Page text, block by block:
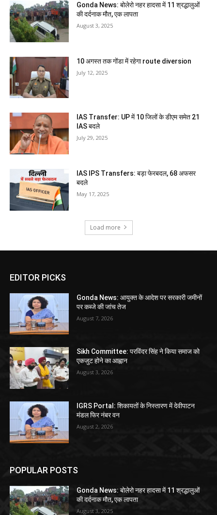
Gonda News: बोलेरो नहर हादसा में 11 श्रद्धालुओं
की दर्दनाक मौत, एक लापता
August 3, 2025
10 अगस्त तक गोंडा में रहेगा route diversion
July 12, 2025
IAS Transfer: UP में 10 जिलों के डीएम समेत 21
IAS बदले
July 29, 2025
IAS IPS Transfers: बड़ा फेरबदल, 68 अफसर
बदले
May 17, 2025
Load more
EDITOR PICKS
Gonda News: आयुक्त के आदेश पर सरकारी जमीनों
पर कब्जे की जांच तेज
August 7, 2026
Sikh Committee: परविंदर सिंह ने किया समाज को
एकजुट होने का आह्वान
August 3, 2026
IGRS Portal: शिकायतों के निस्तारण में देवीपाटन
मंडल फिर नंबर वन
August 2, 2026
POPULAR POSTS
Gonda News: बोलेरो नहर हादसा में 11 श्रद्धालुओं
की दर्दनाक मौत, एक लापता
August 3, 2025